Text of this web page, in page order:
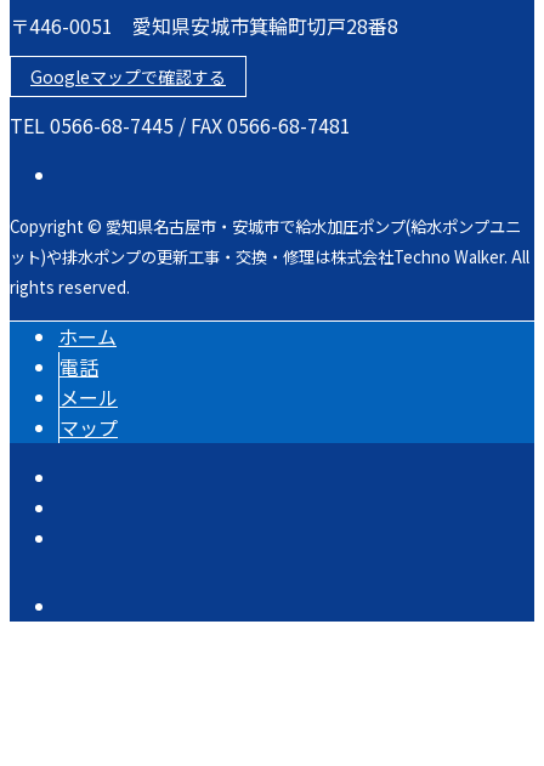
〒446-0051 愛知県安城市箕輪町切戸28番8
Googleマップで確認する
TEL 0566-68-7445 / FAX 0566-68-7481
Copyright © 愛知県名古屋市・安城市で給水加圧ポンプ(給水ポンプユニ
ット)や排水ポンプの更新工事・交換・修理は株式会社Techno Walker. All
rights reserved.
ホーム
電話
メール
マップ